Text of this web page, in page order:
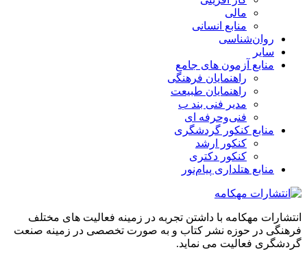
مالی
منابع انسانی
روان‌شناسی
سایر
منابع آزمون های جامع
راهنمایان فرهنگی
راهنمایان طبیعت
مدیر فنی بند ب
فنی‌وحرفه‌ ای
منابع کنکور گردشگری
کنکور ارشد
کنکور دکتری
منابع هتلداری پیام‌نور
انتشارات مهکامه با داشتن تجربه در زمینه فعالیت های مختلف
فرهنگی در حوزه نشر کتاب و به صورت تخصصی در زمینه صنعت
گردشگری فعالیت می نماید.